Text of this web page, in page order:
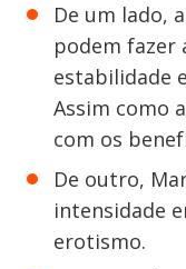
De um lado,
podem fazer
estabilidade
Assim como
com os
De outro,
intensidade
erotismo.